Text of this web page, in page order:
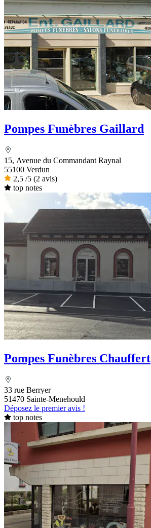
Pompes Funèbres Gaillard
15, Avenue du Commandant Raynal
55100 Verdun
2,5 /5 (2 avis)
top notes
Pompes Funèbres Chauffert
33 rue Berryer
51470 Sainte-Menehould
Déposez le premier avis !
top notes